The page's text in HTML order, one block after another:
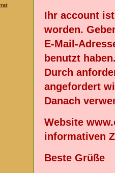
Ihr account
worden.
E-Mail-
benutzt
Durch
angefordert
Danach
Website
informativen
Beste Grüße